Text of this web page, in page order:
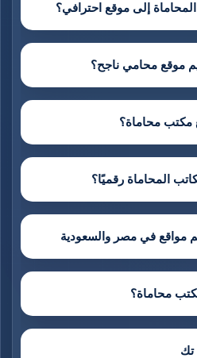
إلى موقع احترافي؟
موقع محامي ناجح؟
مكتب محاماة؟
المحاماة رقميًا؟
مواقع في مصر والسعودية
محاماة؟
تك